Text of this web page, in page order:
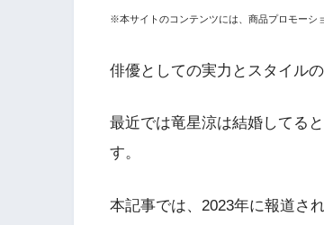
※本サイトのコンテンツには、商品プロモーシ
俳優としての実力とスタイル
最近では竜星涼は結婚してる
す。
本記事では、2023年に報道さ